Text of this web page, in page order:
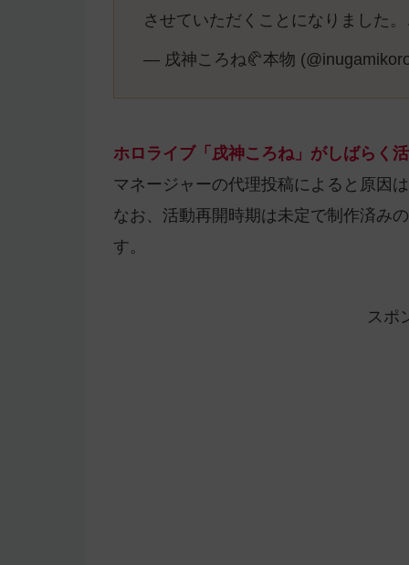
させていただくことになりました
— 戌神ころね🥐本物
ホロライブ「戌神ころね」がしばらく
マネージャーの代理投稿によると原因
なお、活動再開時期は未定で制作済み
す。
スポ